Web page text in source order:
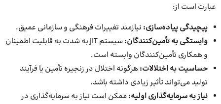
عبارت است از:
پیچیدگی پیاده‌سازی: نیازمند تغییرات فرهنگی و سازمانی عمیق.
وابستگی به تأمین‌کنندگان:
سیستم JIT به شدت به قابلیت اطمینان
و همکاری تأمین‌کنندگان وابسته است.
حساسیت به اختلالات:هرگونه اختلال در زنجیره تأمین یا فرآیند
تولید می‌تواند تأثیر زیادی داشته باشد.
نیاز به سرمایه‌گذاری اولیه:ممکن است نیاز به سرمایه‌گذاری در